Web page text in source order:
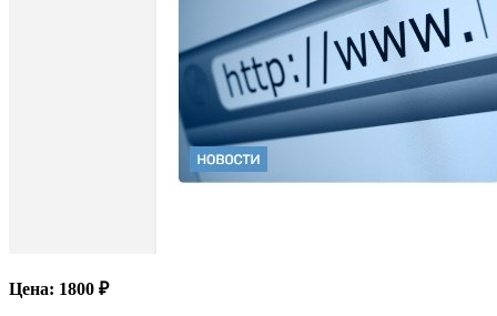
Цена: 1800 ₽